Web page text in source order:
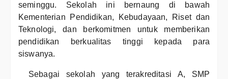
seminggu. Sekolah ini bernaung di bawah
Kementerian Pendidikan, Kebudayaan, Riset dan
Teknologi, dan berkomitmen untuk memberikan
pendidikan berkualitas tinggi kepada para
siswanya.
Sebagai sekolah yang terakreditasi A, SMP